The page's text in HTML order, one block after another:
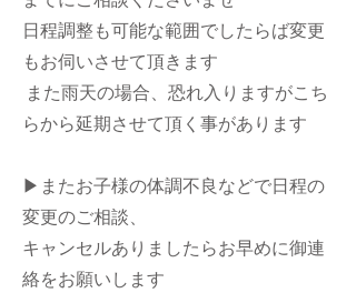
日程調整も可能な範囲でしたらば変更
もお伺いさせて頂きます
また雨天の場合、恐れ入りますがこち
らから延期させて頂く事があります
▶︎またお子様の体調不良などで日程の
変更のご相談、
キャンセルありましたらお早めに御連
絡をお願いします